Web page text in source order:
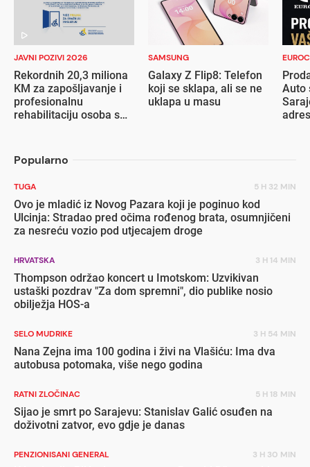
JAVNI POZIVI 2026
Rekordnih 20,3 miliona
KM za zapošljavanje i
profesionalnu
rehabilitaciju osoba s
SAMSUNG
Galaxy Z Flip8: Telefon
koji se sklapa, ali se ne
uklapa u masu
Auto
Popularno
TUGA 5 H 32 MIN
Ovo je mladić iz Novog Pazara koji je poginuo kod
Ulcinja: Stradao pred očima rođenog brata, osumnjičeni
za nesreću vozio pod utjecajem droge
HRVATSKA 3 H 14 MIN
Thompson održao koncert u Imotskom: Uzvikivan
ustaški pozdrav "Za dom spremni", dio publike nosio
obilježja HOS-a
SELO MUDRIKE 3 H 54 MIN
Nana Zejna ima 100 godina i živi na Vlašiću: Ima dva
autobusa potomaka, više nego godina
RATNI ZLOČINAC 5 H 18 MIN
Sijao je smrt po Sarajevu: Stanislav Galić osuđen na
doživotni zatvor, evo gdje je danas
PENZIONISANI GENERAL 3 H 30 MIN